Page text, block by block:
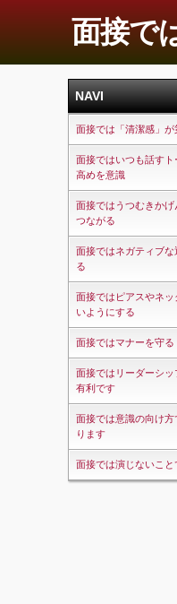
面接で
NAVI
面接では「清潔感」が
面接ではいつも話すト
高めを意識
面接ではうつむきかげ
つながる
面接ではネガティブな
る
面接ではピアスやネッ
いようにする
面接ではマナーを守る
面接ではリーダーシ
有利です
面接では意識の向け方
ります
面接では演じないこと